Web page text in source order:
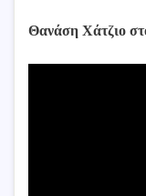
Θανάση Χάτζιο